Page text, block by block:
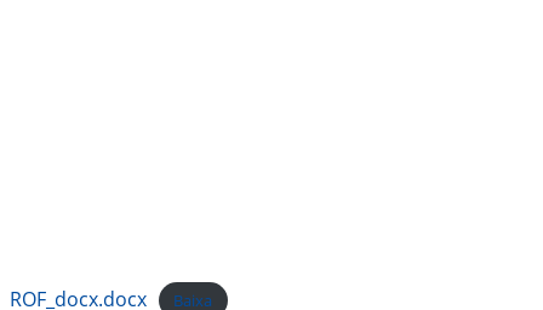
ROF_docx.docx Baixa